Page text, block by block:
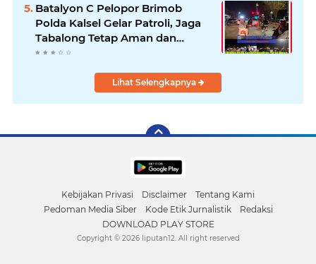
Batalyon C Pelopor Brimob
Polda Kalsel Gelar Patroli, Jaga
Tabalong Tetap Aman dan
Kondusif
Lihat Selengkapnya
Kebijakan Privasi Disclaimer
Tentang Kami
Pedoman Media Siber
Kode Etik Jurnalistik
Redaksi
DOWNLOAD PLAY STORE
Copyright © 2026 liputan12. All right reserved